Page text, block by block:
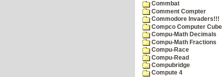
Commbat
Comment Compter
Commodore Invaders!!!
Compco Computer Cube
Compu-Math Decimals
Compu-Math Fractions
Compu-Race
Compu-Read
Compubridge
Compute 4